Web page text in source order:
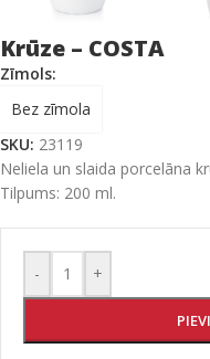
Krūze – COSTA
Zīmols:
Bez zīmola
SKU: 23119
Neliela un slaida porcelāna
Tilpums: 200 ml.
- +